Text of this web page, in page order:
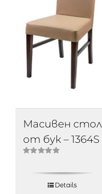
Масивен стол
от бук – 1364S
Details